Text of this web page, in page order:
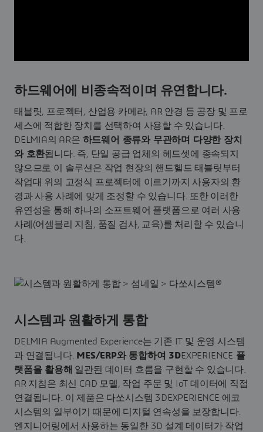
하드웨어에 비종속적이며 유연합니다.
태블릿, 프로젝터, 산업용 카메라, AR 안경 등 공장 및 프로
세스에 적합한 장치를 선택하여 사용할 수 있습니다.
DELMIA의 AR은 하드웨어 종류와 무관하며 다양한 장치
와 호환됩니다. 즉, 단일 공급 업체의 헤드셋에 종속되지
않으므로 이 솔루션은 작업 현장의 핸드헬드 태블릿부터
작업대 위의 고정식 프로젝터에 이르기까지 사용자의 환
경과 사용 사례에 맞게 조정할 수 있습니다. 또한 이러한
유연성을 통해 하나의 소프트웨어 플랫폼으로 여러 사용
사례(어셈블리 지침, 품질 검사, 교육)를 처리할 수 있습니
다.
시스템과 원활하게 통합
DELMIA Augmented Experience는 기존 IT 및 운영 시스템
과 연결됩니다. MES/ERP와 통합하여 3DEXPERIENCE 플
랫폼을 활용해 일관된 데이터 흐름을 구현할 수 있습니다.
AR 지침은 최신 CAD 모델, 작업 주문 및 IoT 데이터에 직접
연결됩니다. 이 제품은 다쏘시스템 3DEXPERIENCE 에코
시스템의 일부이기 때문에 디지털 연속성을 보장합니다.
엔지니어링에서 사용하는 동일한 3D 설계 데이터가 작업